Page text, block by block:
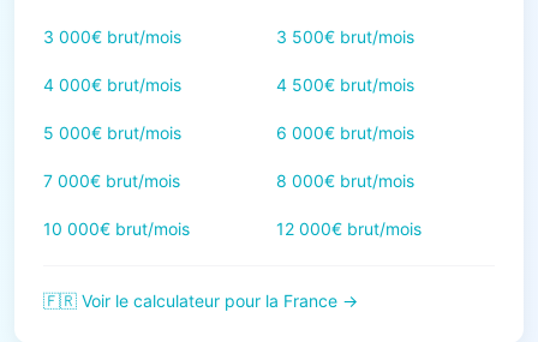
3 000€ brut/mois 3 500€ brut/mois
4 000€ brut/mois 4 500€ brut/mois
5 000€ brut/mois 6 000€ brut/mois
7 000€ brut/mois 8 000€ brut/mois
10 000€ brut/mois 12 000€ brut/mois
🇫🇷 Voir le calculateur pour la France →